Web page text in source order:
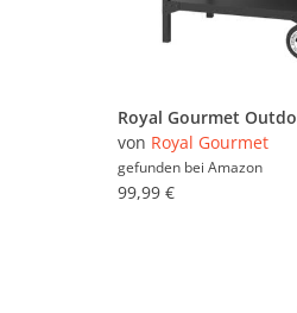
von Royal Gourmet
gefunden bei Amazon
99,99 €